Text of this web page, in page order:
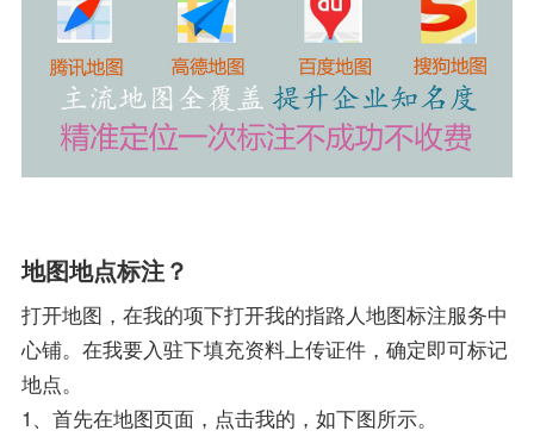
地图地点标注？
打开地图，在我的项下打开我的指路人地图标注服务中
心铺。在我要入驻下填充资料上传证件，确定即可标记
地点。
1、首先在地图页面，点击我的，如下图所示。